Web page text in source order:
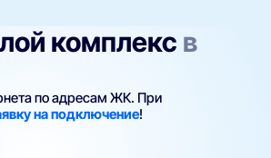
комплекс в
по адресам ЖК. При
на подключение!